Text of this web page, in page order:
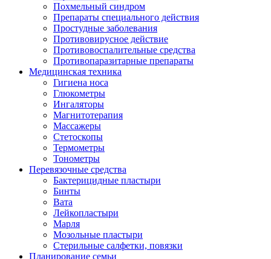
Похмельный синдром
Препараты специального действия
Простудные заболевания
Противовирусное действие
Противовоспалительные средства
Противопаразитарные препараты
Медицинская техника
Гигиена носа
Глюкометры
Ингаляторы
Магнитотерапия
Массажеры
Стетоскопы
Термометры
Тонометры
Перевязочные средства
Бактерицидные пластыри
Бинты
Вата
Лейкопластыри
Марля
Мозольные пластыри
Стерильные салфетки, повязки
Планирование семьи